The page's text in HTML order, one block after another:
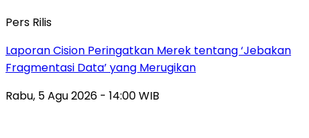
Pers Rilis
Laporan Cision Peringatkan Merek tentang ‘Jebakan
Fragmentasi Data’ yang Merugikan
Rabu, 5 Agu 2026 - 14:00 WIB